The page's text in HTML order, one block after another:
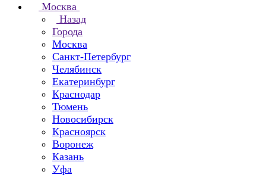
Москва
Назад
Города
Москва
Санкт-Петербург
Челябинск
Екатеринбург
Краснодар
Тюмень
Новосибирск
Красноярск
Воронеж
Казань
Уфа